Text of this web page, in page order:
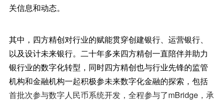
关信息和动态。
其中，四方精创对行业的赋能贯穿创建银行、运营银行、
以及设计未来银行。二十年多来四方精创一直陪伴并助力
银行业的数字化转型，同时四方精创也与行业先锋的监管
机构和金融机构一起积极参未来数字化金融的探索，包括
首批次参与数字人民币系统开发，全程参与了mBridge，承